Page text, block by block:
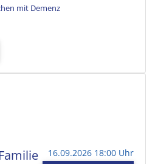
mit Demenz
16.09.2026 18:00 Uhr